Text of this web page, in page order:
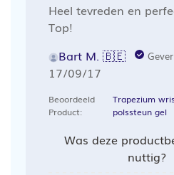
Heel tevreden en
Top!
Bart M. 🇧🇪
Publicatiedatum
17/09/17
Beoordeeld
Product:
Trapezium
polssteun gel
Was deze
nuttig?